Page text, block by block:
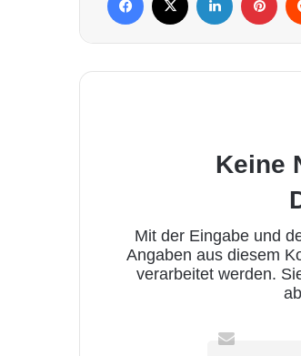
Keine
Mit der Eingabe und
Angaben aus diesem
verarbeitet werden.